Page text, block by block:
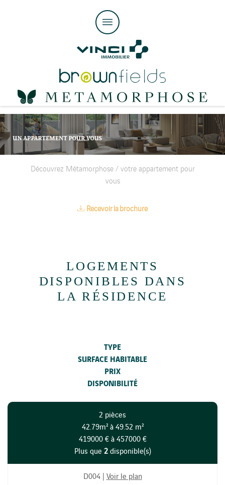
Découvrez Métamorphose/ votre appartement pour
vous
Recevoir la brochure
LOGEMENTS
DISPONIBLES DANS
LA RÉSIDENCE
TYPE
SURFACE HABITABLE
PRIX
DISPONIBILITÉ
2 pièces
42.79m² à 49.52 m²
419000 € à 457000 €
Plus que 2disponible(s)
D004 | Voir le plan